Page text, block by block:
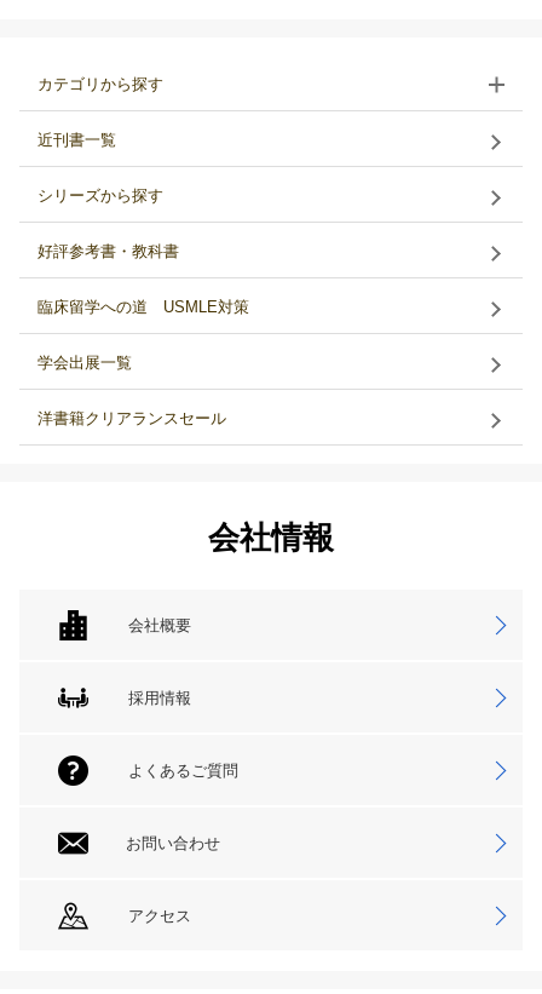
カテゴリから探す
近刊書一覧
シリーズから探す
好評参考書・教科書
臨床留学への道 USMLE対策
学会出展一覧
洋書籍クリアランスセール
会社情報
会社概要
採用情報
よくあるご質問
お問い合わせ
アクセス